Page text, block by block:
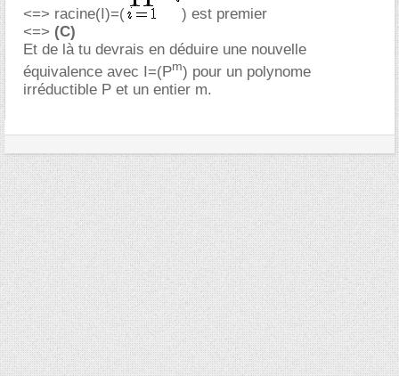
<=> racine(I)=(
) est premier
<=> (C)
Et de là tu devrais en déduire une nouvelle
équivalence avec I=(Pm) pour un polynome
irréductible P et un entier m.